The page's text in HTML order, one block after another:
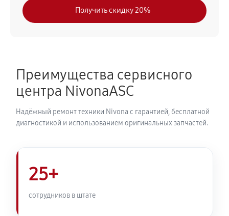
Замена модуля управления
NICR 520
880 руб 40 минут
Ремонт гидросистемы кофемашины Nivona
CafeRomatica NICR 520
Ремонт кофемолки кофемашины Nivona
CafeRomatica NICR 520
900 руб
Получить скидку 20%
Преимущества сервисного
центра NivonaASC
Надёжный ремонт техники Nivona с гарантией, бесплатной
диагностикой и использованием оригинальных запчастей.
25+
сотрудников в штате